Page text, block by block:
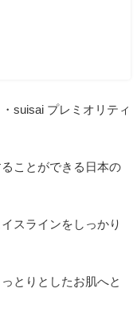
suisai プレミオリティ
ことができる日本の
スラインをしっかり
とりとしたお肌へと